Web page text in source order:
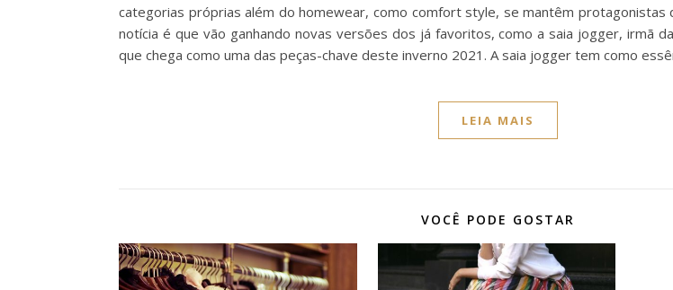
categorias próprias além do homewear, como comfort style, se mantêm protagonistas
notícia é que vão ganhando novas versões dos já favoritos, como a saia jogger, irmã
que chega como uma das peças-chave deste inverno 2021. A saia jogger tem como
LEIA MAIS
VOCÊ PODE GOSTAR